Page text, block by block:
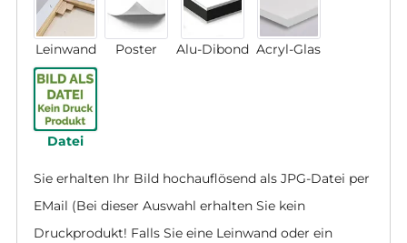
Leinwand Poster Alu-Dibond Acryl-Glas
Datei
Sie erhalten Ihr Bild hochauflösend als JPG-Datei per
EMail (Bei dieser Auswahl erhalten Sie kein
Druckprodukt! Falls Sie eine Leinwand oder ein